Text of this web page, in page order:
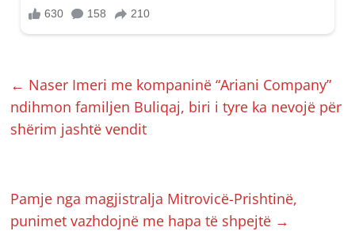
← Naser Imeri me kompaninë “Ariani Company”
ndihmon familjen Buliqaj, biri i tyre ka nevojë për
shërim jashtë vendit
Pamje nga magjistralja Mitrovicë-Prishtinë,
punimet vazhdojnë me hapa të shpejtë →